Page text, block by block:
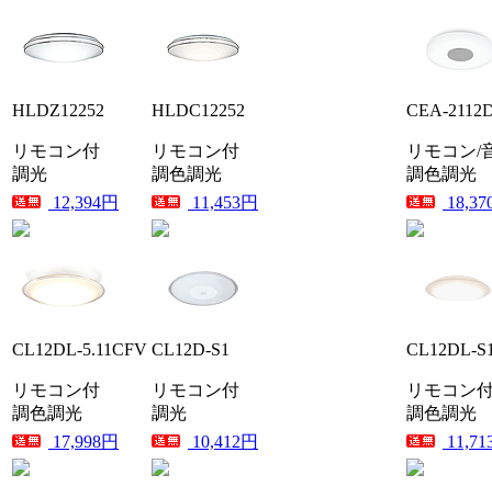
HLDZ12252
リモコン付
調光
12,394円
HLDC12252
リモコン付
調色調光
11,453円
CEA-
リモコン/
調色調光
CL12DL-5.11CFV
リモコン付
調色調光
17,998円
CL12D-S1
リモコン付
調光
10,412円
CL12DL-
リモコン
調色調光